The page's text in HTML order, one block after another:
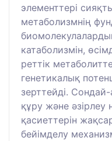
элементтері
метаболизмнің
катаболизмін,
реттік
генетикалық
зерттейді.
құру және әзірлеу
қасиеттерін
бейімделу